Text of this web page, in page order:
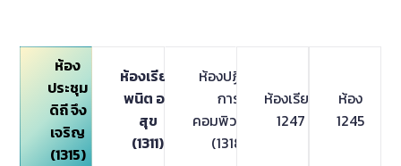
ห้อง
ประชุม
ดิถี จึง
เจริญ
(1315)
ห้องเรียน
พนิต อธิ
สุข
(1311)
ห้องปฏิบัติ
การ
คอมพิวเตอร์
(1318)
ห้องเรียน
1247
ห้อง
1245